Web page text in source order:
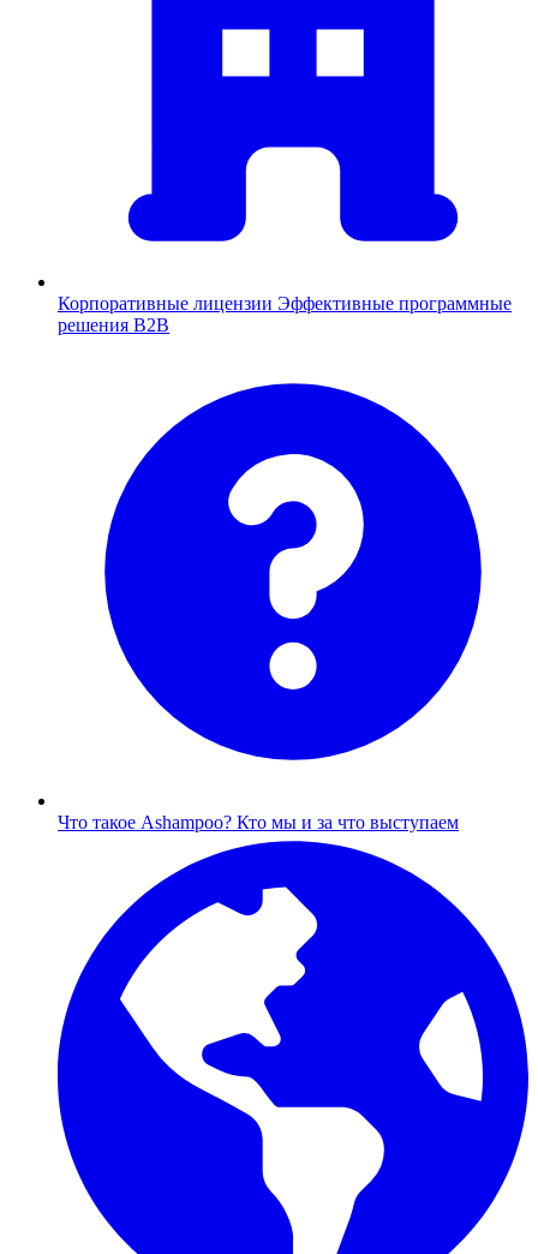
Корпоративные лицензии Эффективные программные
решения B2B
Что такое Ashampoo? Кто мы и за что выступаем